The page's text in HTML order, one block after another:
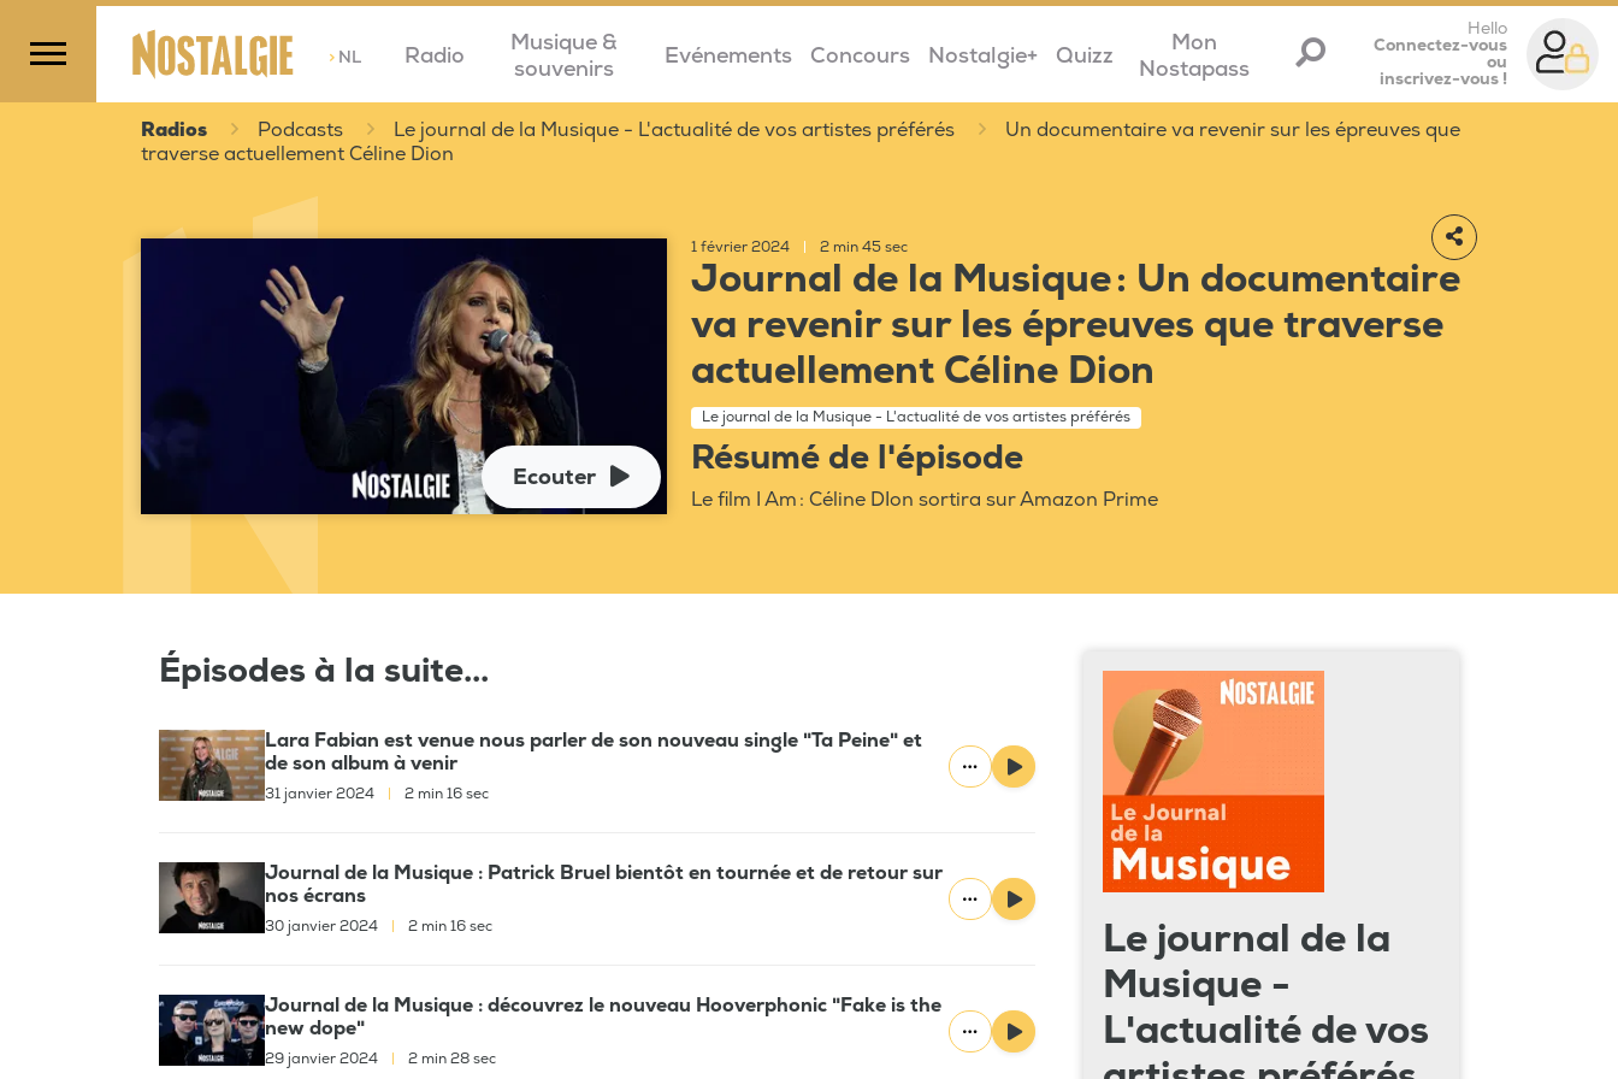
>NL Radio
Musique &
souvenirs
Evénements Concours Nostalgie+ Quizz
Mon
Nostapass
Hello
Connectez-vous
ou
inscrivez-vous !
Radios Podcasts Le journal de la Musique - L'actualité de vos artistes préférés
Un documentaire va revenir sur les épreuves que
traverse actuellement Céline Dion
Ecouter
1 février 2024 2 min 45 sec
Journal de la Musique : Un documentaire
va revenir sur les épreuves que traverse
actuellement Céline Dion
Le journal de la Musique - L'actualité de vos artistes préférés
Résumé de l'épisode
Le film I Am : Céline DIon sortira sur Amazon Prime
Épisodes à la suite...
Lara Fabian est venue nous parler de son nouveau single "Ta Peine" et
de son album à venir
31 janvier 2024 2 min 16 sec
Journal de la Musique : Patrick Bruel bientôt en tournée et de retour sur
nos écrans
30 janvier 2024 2 min 16 sec
Journal de la Musique : découvrez le nouveau Hooverphonic "Fake is the
new dope"
29 janvier 2024 2 min 28 sec
Le journal de la
Musique -
L'actualité de vos